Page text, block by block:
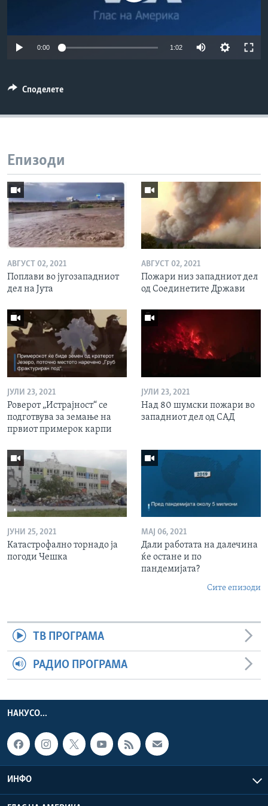
0:00 1:02
Споделете
Епизоди
АВГУСТ 02, 2021
Поплави во југозападниот
дел на Јута
АВГУСТ 02, 2021
Пожари низ западниот дел
од Соединетите Држави
ЈУЛИ 23, 2021
Роверот „Истрајност“ се
подготвува за земање на
првиот примерок карпи
ЈУЛИ 23, 2021
Над 80 шумски пожари во
западниот дел од САД
ЈУНИ 25, 2021
Катастрофално торнадо ја
погоди Чешка
МАЈ 06, 2021
Дали работата на далечина
ќе остане и по
пандемијата?
Сите епизоди
ТВ ПРОГРАМА
РАДИО ПРОГРАМА
НАКУСО...
ИНФО